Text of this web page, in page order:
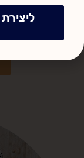
ויש גם